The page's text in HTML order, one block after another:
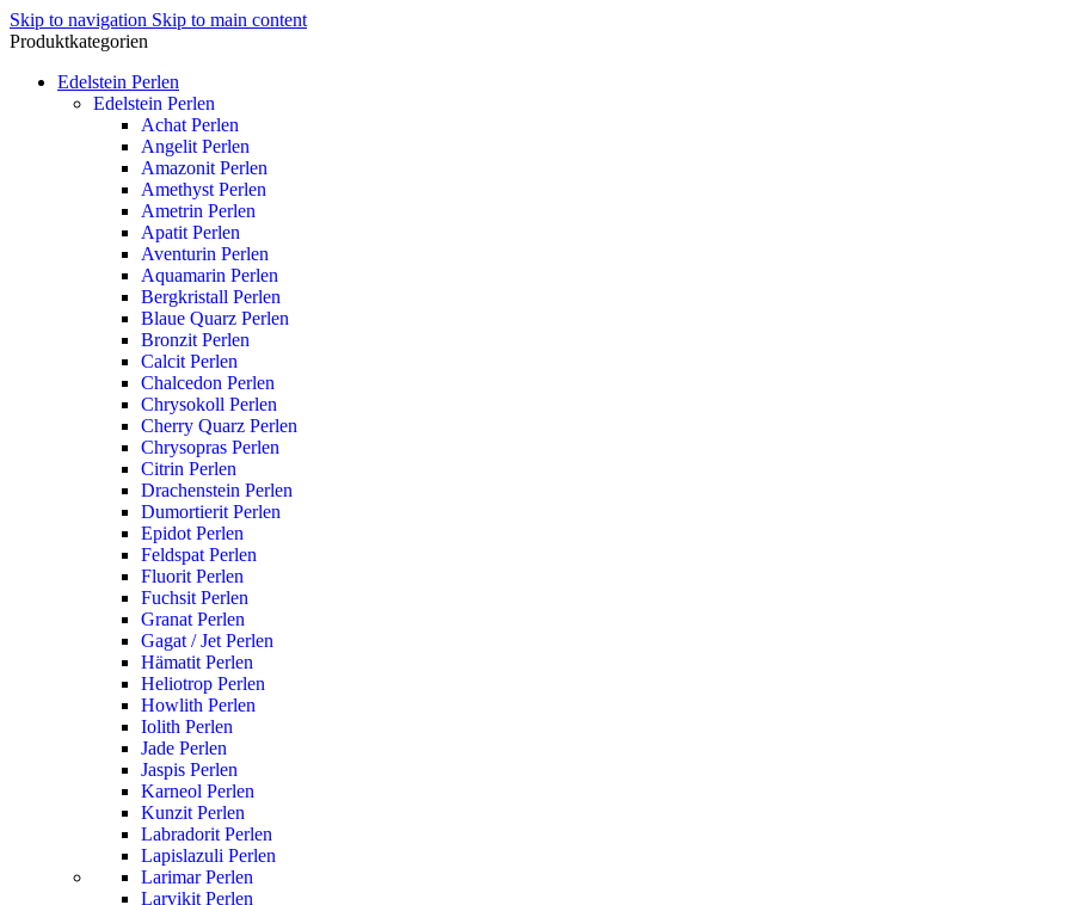
Skip to navigation Skip to main content
Produktkategorien
Edelstein Perlen
Edelstein Perlen
Achat Perlen
Angelit Perlen
Amazonit Perlen
Amethyst Perlen
Ametrin Perlen
Apatit Perlen
Aventurin Perlen
Aquamarin Perlen
Bergkristall Perlen
Blaue Quarz Perlen
Bronzit Perlen
Calcit Perlen
Chalcedon Perlen
Chrysokoll Perlen
Cherry Quarz Perlen
Chrysopras Perlen
Citrin Perlen
Drachenstein Perlen
Dumortierit Perlen
Epidot Perlen
Feldspat Perlen
Fluorit Perlen
Fuchsit Perlen
Granat Perlen
Gagat / Jet Perlen
Hämatit Perlen
Heliotrop Perlen
Howlith Perlen
Iolith Perlen
Jade Perlen
Jaspis Perlen
Karneol Perlen
Kunzit Perlen
Labradorit Perlen
Lapislazuli Perlen
Larimar Perlen
Larvikit Perlen